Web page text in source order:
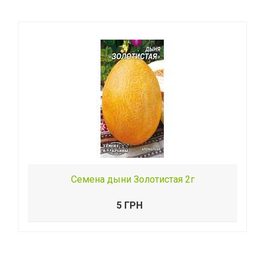
Семена дыни Золотистая 2г
5 ГРН